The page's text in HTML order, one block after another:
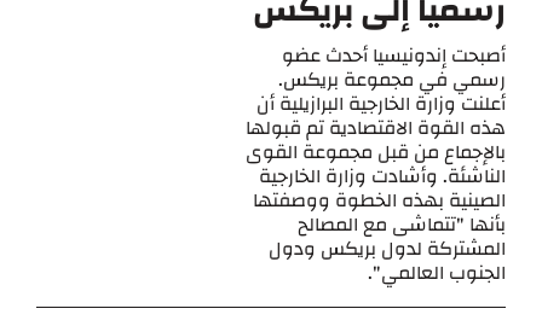
أصبحت إندونيسيا أحدث عضو
رسمي في مجموعة بريكس.
أعلنت وزارة الخارجية البرازيلية أن
هذه القوة الاقتصادية تم قبولها
بالإجماع من قبل مجموعة القوى
الناشئة. وأشادت وزارة الخارجية
الصينية بهذه الخطوة ووصفتها
بأنها "تتماشى مع المصالح
المشتركة لدول بريكس ودول
الجنوب العالمي".